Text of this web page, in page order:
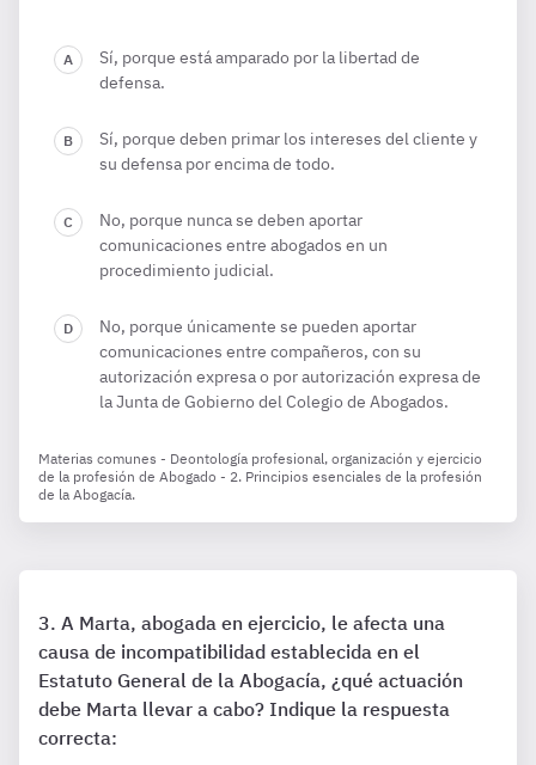
Sí, porque está amparado por la libertad de
defensa.
Sí, porque deben primar los intereses del cliente y
su defensa por encima de todo.
No, porque nunca se deben aportar
comunicaciones entre abogados en un
procedimiento judicial.
No, porque únicamente se pueden aportar
comunicaciones entre compañeros, con su
autorización expresa o por autorización expresa de
la Junta de Gobierno del Colegio de Abogados.
Materias comunes - Deontología profesional, organización y ejercicio
de la profesión de Abogado - 2. Principios esenciales de la profesión
de la Abogacía.
A Marta, abogada en ejercicio, le afecta una
causa de incompatibilidad establecida en el
Estatuto General de la Abogacía, ¿qué actuación
debe Marta llevar a cabo? Indique la respuesta
correcta: